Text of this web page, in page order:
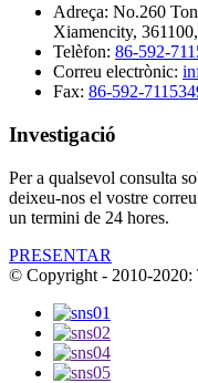
Adreça: No.260
Xiamencity,
Telèfon: 86-592-
Correu electrònic:
Fax: 86-592-
Investigació
Per a qualsevol consulta
deixeu-nos el vostre
un termini de 24 hores.
PRESENTAR
© Copyright - 2010-2020: